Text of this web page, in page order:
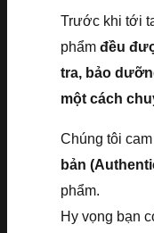
Trước khi tới
phẩm đều
tra, bảo
một cách
Chúng tôi
bản
phẩm.
Hy vọng bạn